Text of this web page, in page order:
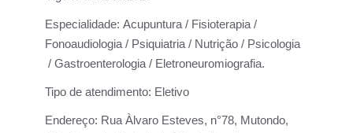
Especialidade: Acupuntura / Fisioterapia /
Fonoaudiologia / Psiquiatria / Nutrição / Psicologia
/ Gastroenterologia / Eletroneuromiografia.
Tipo de atendimento: Eletivo
Endereço: Rua Àlvaro Esteves, n°78, Mutondo,